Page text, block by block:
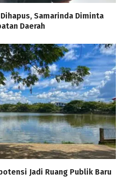
Samarinda Diminta
Daerah
Jadi Ruang Publik Baru